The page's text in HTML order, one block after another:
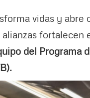
vidas y
del Programa